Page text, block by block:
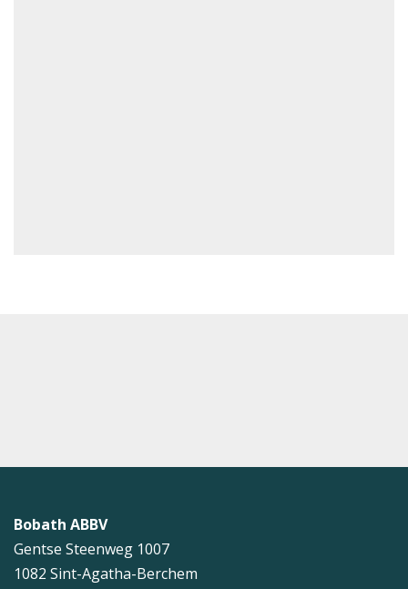
Bobath ABBV
Gentse Steenweg 1007
1082 Sint-Agatha-Berchem